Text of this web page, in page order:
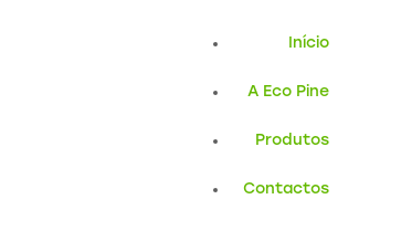
Início
A Eco Pine
Produtos
Contactos